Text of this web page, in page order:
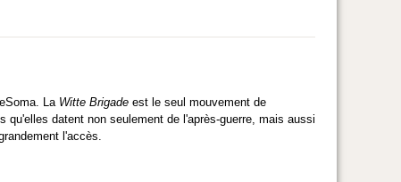
La Witte Brigade est le seul mouvement de
datent non seulement de l'après-guerre, mais aussi
l'accès.